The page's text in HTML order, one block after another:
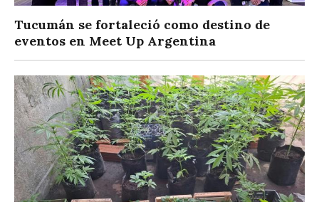
Tucumán se fortaleció como destino de
eventos en Meet Up Argentina